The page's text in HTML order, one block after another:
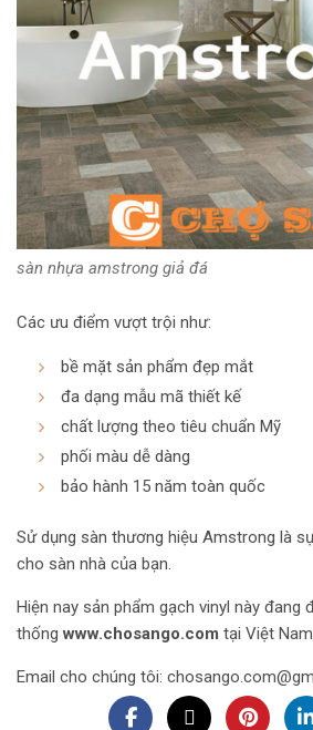
sàn nhựa amstrong giả đá
Các ưu điểm vượt trội như:
bề mặt sản phẩm đẹp mắt
đa dạng mẫu mã thiết kế
chất lượng theo tiêu chuẩn Mỹ
phối màu dễ dàng
bảo hành 15 năm toàn quốc
Sử dụng sàn thương hiệu Amstrong là
cho sàn nhà của bạn.
Hiện nay sản phẩm gạch vinyl này đang
thốngwww.chosango.com tại Việt
Email cho chúng tôi: